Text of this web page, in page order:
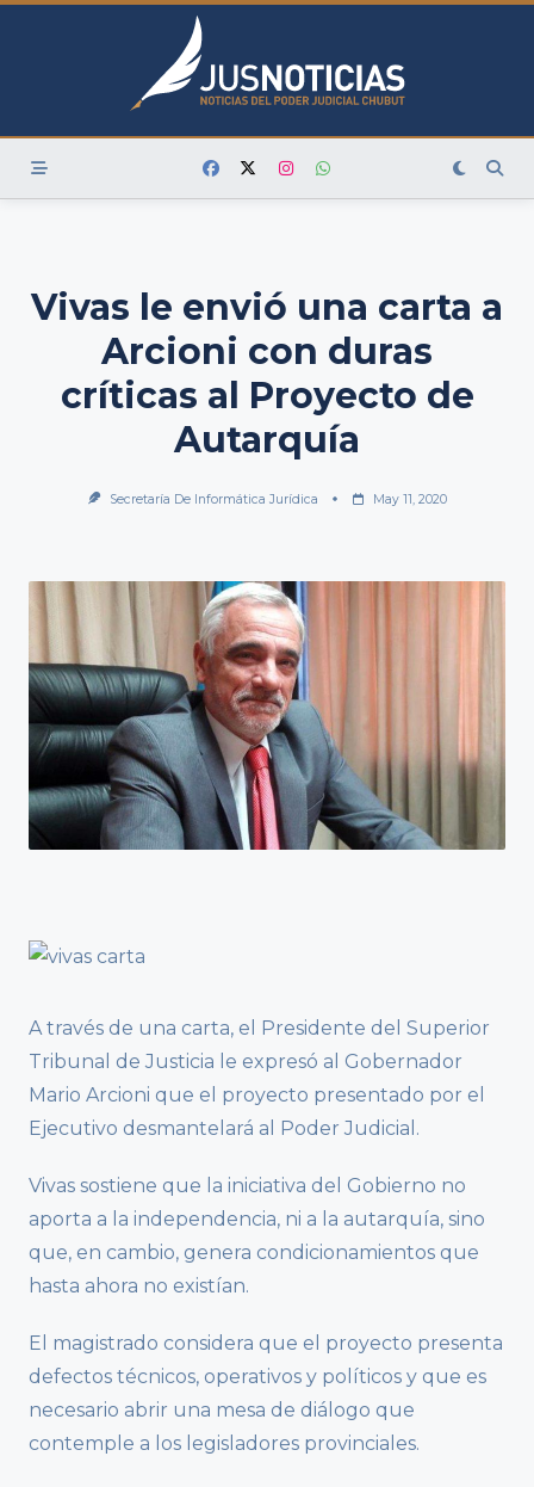
Skip
Vivas le envió una carta a
Arcioni con duras
críticas al Proyecto de
Autarquía
Secretaría De Informática Jurídica May 11, 2020
A través de una carta, el Presidente del Superior
Tribunal de Justicia le expresó al Gobernador
Mario Arcioni que el proyecto presentado por el
Ejecutivo desmantelará al Poder Judicial.
Vivas sostiene que la iniciativa del Gobierno no
aporta a la independencia, ni a la autarquía, sino
que, en cambio, genera condicionamientos que
hasta ahora no existían.
El magistrado considera que el proyecto presenta
defectos técnicos, operativos y políticos y que es
necesario abrir una mesa de diálogo que
contemple a los legisladores provinciales.